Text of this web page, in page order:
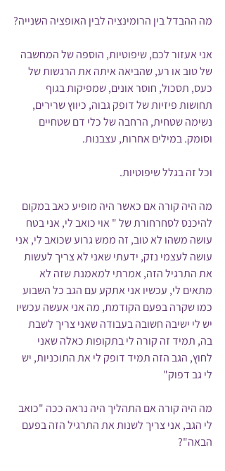
מה ההבדל בין הרומינציה לבין האופציה השנייה?
אני אעזור לכם, שיפוטיות, הוספה של המחשבה
של טוב או רע, שהביאה איתה את הרגשות של
כעס, תסכול, חוסר אונים, שמפיקות בגוף
תחושות פיזיות של דופק גבוה, כיווץ שרירים,
נשימה שטחית, הרחבה של כלי דם שטחיים
וסומק. במילים אחרות, עצבנות.
וכל זה בגלל שיפוטיות.
מה היה קורה אם כאשר היה מופיע כאב במקום
להיכנס לסחרחורת של " אוי כואב לי, אני בטח
עושה משהו לא טוב, זה ממש גרוע שכואב לי, אני
עושה לעצמי נזק, ידעתי שאני לא צריך לעשות
את התרגיל הזה, אמרתי למאמנת שזה לא
מתאים לי, עכשיו אני אתקע עם הגב כל השבוע
כמו שקרה בפעם הקודמת, מה אני אעשה עכשיו
יש לי ישיבה חשובה בעבודה שאני צריך לשבת
בה, תמיד זה קורה לי בתקופות כאלה שאני
לחוץ, הגב הזה תמיד דופק לי את התוכניות, יש
לי גב דפוק"
מה היה קורה אם התהליך היה נראה ככה "כואב
לי הגב, אני צריך לשנות את התרגיל הזה בפעם
הבאה"?